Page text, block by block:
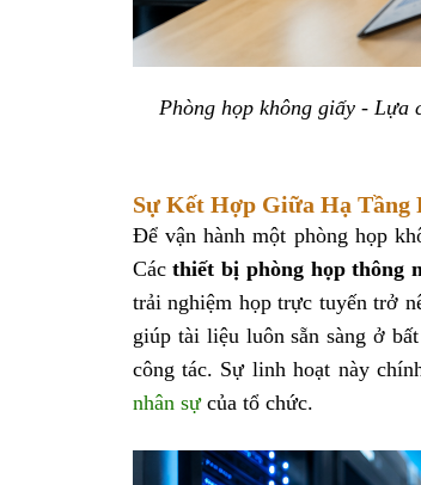
Phòng họp không giấy - Lựa
Sự Kết Hợp Giữa Hạ Tầng
Để vận hành một phòng họp
Cácthiết bị phòng họp thông
trải nghiệm họp trực tuyến trở
giúp tài liệu luôn sẵn sàng ở
công tác. Sự linh hoạt này
nhân sựcủa tổ chức.